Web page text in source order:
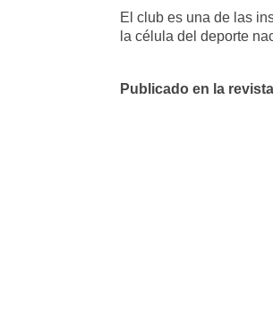
El club es una de las
la célula del deporte
Publicado en la